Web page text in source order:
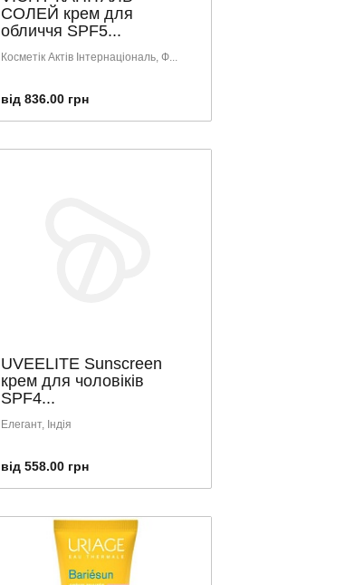
СОЛЕЙ крем для
обличчя SPF5...
Косметік Актів Інтернаціональ, Ф...
від 836.00 грн
UVEELITE Sunscreen
крем для чоловіків
SPF4...
Елегант, Індія
від 558.00 грн